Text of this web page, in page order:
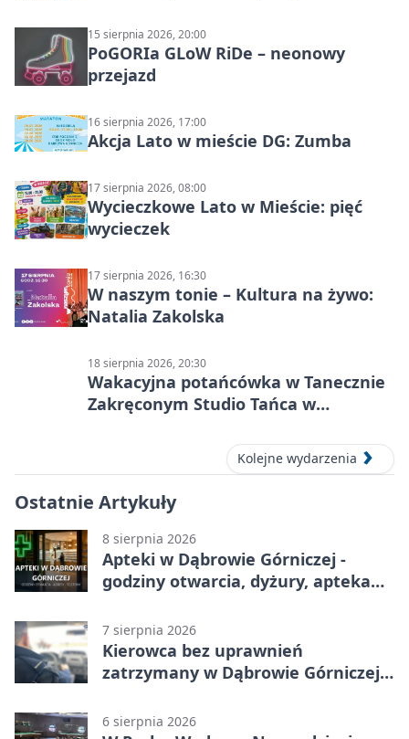
15 sierpnia 2026, 20:00
PoGORIa GLoW RiDe – neonowy
przejazd
16 sierpnia 2026, 17:00
Akcja Lato w mieście DG: Zumba
17 sierpnia 2026, 08:00
Wycieczkowe Lato w Mieście: pięć
wycieczek
17 sierpnia 2026, 16:30
W naszym tonie – Kultura na żywo:
Natalia Zakolska
18 sierpnia 2026, 20:30
Wakacyjna potańcówka w Tanecznie
Zakręconym Studio Tańca w
Kolejne wydarzenia
Ostatnie Artykuły
8 sierpnia 2026
Apteki w Dąbrowie Górniczej -
godziny otwarcia, dyżury, apteka
7 sierpnia 2026
Kierowca bez uprawnień
zatrzymany w Dąbrowie Górniczej.
6 sierpnia 2026